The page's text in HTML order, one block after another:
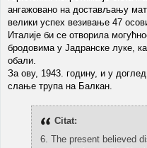
ангажовано на достављању
велики успех везивање 47
Италије би се отворила
бродовима у Јадранске луке,
обали.
За ову, 1943. годину, и у
слање трупа на Балкан.
Citat:
6. The present believed